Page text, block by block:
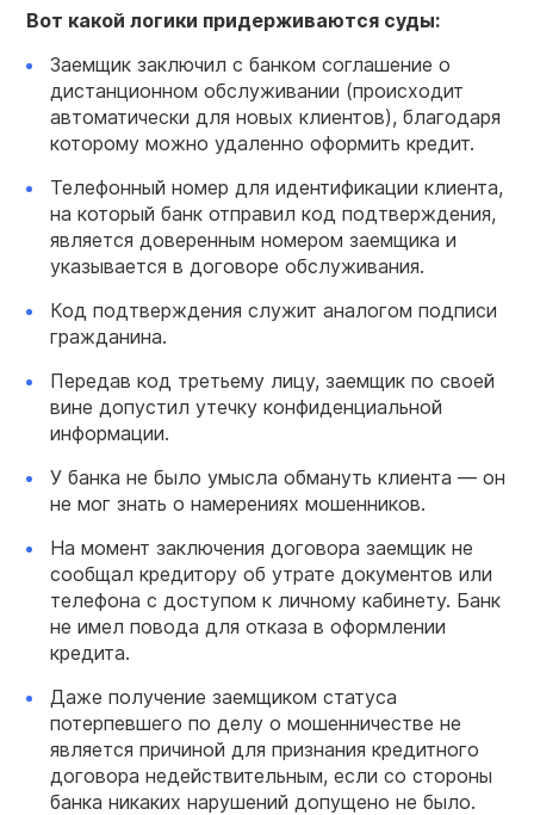
Вот какой логики придерживаются суды:
Заемщик заключил с банком соглашение о
дистанционном обслуживании (происходит
автоматически для новых клиентов), благодаря
которому можно удаленно оформить кредит.
Телефонный номер для идентификации клиента,
на который банк отправил код подтверждения,
является доверенным номером заемщика и
указывается в договоре обслуживания.
Код подтверждения служит аналогом подписи
гражданина.
Передав код третьему лицу, заемщик по своей
вине допустил утечку конфиденциальной
информации.
У банка не было умысла обмануть клиента — он
не мог знать о намерениях мошенников.
На момент заключения договора заемщик не
сообщал кредитору об утрате документов или
телефона с доступом к личному кабинету. Банк
не имел повода для отказа в оформлении
кредита.
Даже получение заемщиком статуса
потерпевшего по делу о мошенничестве не
является причиной для признания кредитного
договора недействительным, если со стороны
банка никаких нарушений допущено не было.